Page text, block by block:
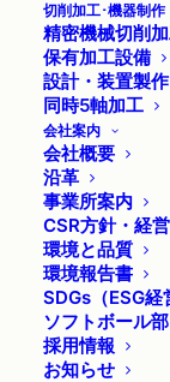
切削加工･機器制作
精密機械切削
保有加工設備
設計・装置製作
同時5軸加工
会社案内
会社概要
沿革
事業所案内
CSR方針・経
環境と品質
環境報告書
SDGs（ESG経
ソフトボール部
採用情報
お知らせ
化及び素材
しては専門
し、 次世代
進め、 お客
う日々邁進
新開発めっき
表面解析・測
液分析